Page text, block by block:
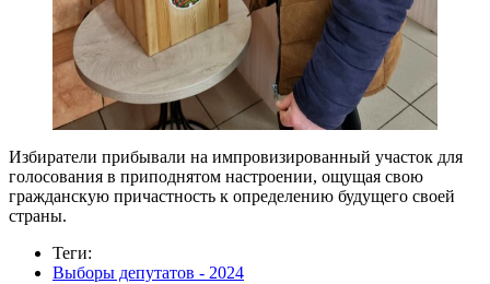
Избиратели прибывали на импровизированный участок для
голосования в приподнятом настроении, ощущая свою
гражданскую причастность к определению будущего своей
страны.
Теги:
Выборы депутатов - 2024